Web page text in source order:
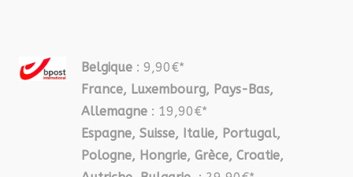
Belgique : 9,90€*
France, Luxembourg, Pays-Bas,
Allemagne : 19,90€*
Espagne, Suisse, Italie, Portugal,
Pologne, Hongrie, Grèce, Croatie,